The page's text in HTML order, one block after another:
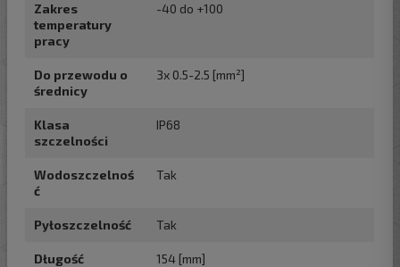
Zakres
temperatury
pracy
-40 do +100
Do przewodu o
średnicy
3x 0.5-2.5 [mm²]
Klasa
szczelności
IP68
Wodoszczelnoś
ć
Tak
Pyłoszczelność Tak
Długość 154 [mm]